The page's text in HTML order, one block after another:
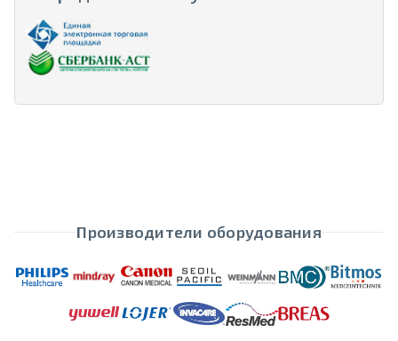
Производители оборудования